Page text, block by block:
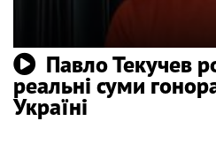
Павло Текучев
реальні суми
Україні